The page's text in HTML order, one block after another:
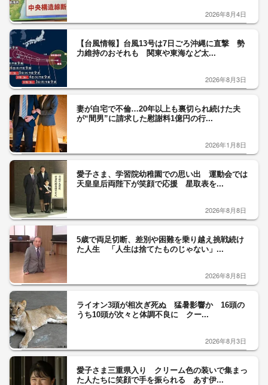
2026年8月4日
【台風情報】台風13号は7日ごろ沖縄に直撃 勢
力維持のおそれも 関東や東海など太...
2026年8月3日
妻が自宅で不倫…20年以上も裏切られ続けた夫
が“間男”に請求した慰謝料1億円の行...
2026年1月8日
愛子さま、学習院幼稚園での思い出 運動会では
天皇皇后両陛下が笑顔で応援 星取表を...
2026年8月8日
5歳で両足切断、差別や困難を乗り越え挑戦続け
た人生 「人生は捨てたものじゃない」...
2026年8月8日
ライオン3頭が相次ぎ死ぬ 猛暑影響か 16頭の
うち10頭が次々と体調不良に クー...
2026年8月3日
愛子さま三重県入り クリーム色の装いで集まっ
た人たちに笑顔で手を振られる あす伊...